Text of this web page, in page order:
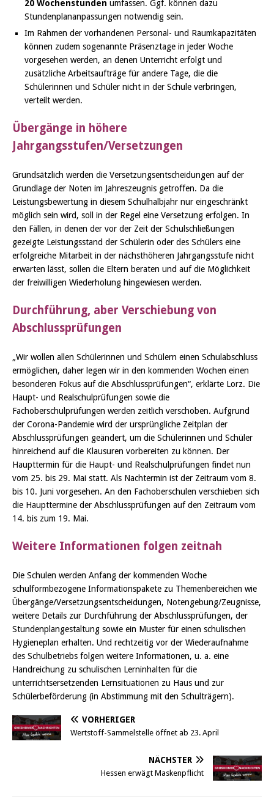
20 Wochenstunden umfassen. Ggf. können dazu
Stundenplananpassungen notwendig sein.
Im Rahmen der vorhandenen Personal- und Raumkapazitäten
können zudem sogenannte Präsenztage in jeder Woche
vorgesehen werden, an denen Unterricht erfolgt und
zusätzliche Arbeitsaufträge für andere Tage, die die
Schülerinnen und Schüler nicht in der Schule verbringen,
verteilt werden.
Übergänge in höhere
Jahrgangsstufen/Versetzungen
Grundsätzlich werden die Versetzungsentscheidungen auf der
Grundlage der Noten im Jahreszeugnis getroffen. Da die
Leistungsbewertung in diesem Schulhalbjahr nur eingeschränkt
möglich sein wird, soll in der Regel eine Versetzung erfolgen. In
den Fällen, in denen der vor der Zeit der Schulschließungen
gezeigte Leistungsstand der Schülerin oder des Schülers eine
erfolgreiche Mitarbeit in der nächsthöheren Jahrgangsstufe nicht
erwarten lässt, sollen die Eltern beraten und auf die Möglichkeit
der freiwilligen Wiederholung hingewiesen werden.
Durchführung, aber Verschiebung von
Abschlussprüfungen
„Wir wollen allen Schülerinnen und Schülern einen Schulabschluss
ermöglichen, daher legen wir in den kommenden Wochen einen
besonderen Fokus auf die Abschlussprüfungen“, erklärte Lorz. Die
Haupt- und Realschulprüfungen sowie die
Fachoberschulprüfungen werden zeitlich verschoben. Aufgrund
der Corona-Pandemie wird der ursprüngliche Zeitplan der
Abschlussprüfungen geändert, um die Schülerinnen und Schüler
hinreichend auf die Klausuren vorbereiten zu können. Der
Haupttermin für die Haupt- und Realschulprüfungen findet nun
vom 25. bis 29. Mai statt. Als Nachtermin ist der Zeitraum vom 8.
bis 10. Juni vorgesehen. An den Fachoberschulen verschieben sich
die Haupt­termine der Abschlussprüfungen auf den Zeitraum vom
14. bis zum 19. Mai.
Weitere Informationen folgen zeitnah
Die Schulen werden Anfang der kommenden Woche
schulformbezogene Informationspakete zu Themenbereichen wie
Übergänge/Versetzungsentscheidungen, Notengebung/Zeugnisse,
weitere Details zur Durchführung der Abschlussprüfungen, der
Stundenplangestaltung sowie ein Muster für einen schulischen
Hygieneplan erhalten. Und rechtzeitig vor der Wiederaufnahme
des Schulbetriebs folgen weitere Informationen, u. a. eine
Handreichung zu schulischen Lerninhalten für die
unterrichtsersetzenden Lernsituationen zu Haus und zur
Schülerbeförderung (in Abstimmung mit den Schulträgern).
VORHERIGER
Wertstoff-Sammelstelle öffnet ab 23. April
NÄCHSTER
Hessen erwägt Maskenpflicht